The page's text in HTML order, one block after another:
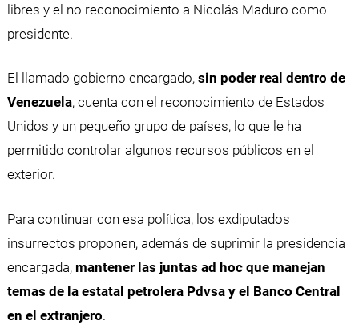
libres y el no reconocimiento a Nicolás Maduro como
presidente.
El llamado gobierno encargado,sin poder real dentro de
Venezuela, cuenta con el reconocimiento de Estados
Unidos y un pequeño grupo de países, lo que le ha
permitido controlar algunos recursos públicos en el
exterior.
Para continuar con esa política, los exdiputados
insurrectos proponen, además de suprimir la presidencia
encargada, mantener las juntas ad hoc que manejan
temas de la estatal petrolera Pdvsa y el Banco Central
en el extranjero.